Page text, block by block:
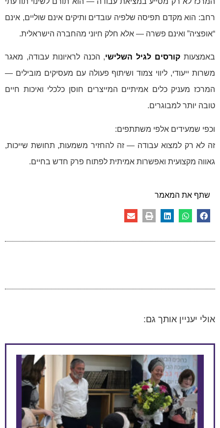
רחב: הוא מקדם תפיסה שלפיה עובדים ותיקים אינם שוליים, אינם
“אופציה” ואינם פשרה — אלא חלק חיוני מהחברה הישראלית.
באמצעות קורסים לגיל השלישי, הכנה לראיונות עבודה, מאגר
משרות ייעודי, ליווי צמוד ושיתוף פעולה עם מעסיקים מובילים —
המרכז מעניק כלים אמיתיים המייצרים חוסן כלכלי ואיכות חיים
טובה יותר למבוגרים.
וכפי שמעידים אלפי משתתפים:
זה לא רק למצוא עבודה — זה להחזיר משמעות, תחושת שייכות,
גאווה מקצועית ואפשרות אמיתית לפתוח פרק חדש בחיים.
שתף את המאמר
אולי יעניין אותך גם: